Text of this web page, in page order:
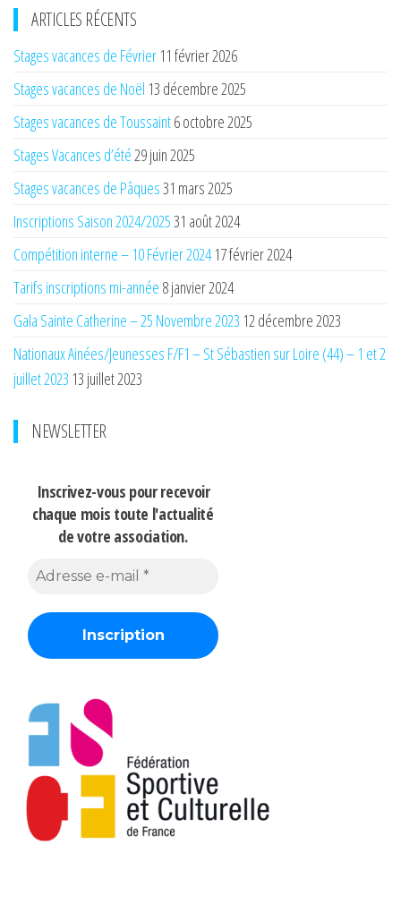
ARTICLES RÉCENTS
Stages vacances de Février 11 février 2026
Stages vacances de Noël 13 décembre 2025
Stages vacances de Toussaint6 octobre 2025
Stages Vacances d’été29 juin 2025
Stages vacances de Pâques31 mars 2025
Inscriptions Saison 2024/202531 août 2024
Compétition interne – 10 Février 2024 17 février 2024
Tarifs inscriptions mi-année 8 janvier 2024
Gala Sainte Catherine – 25 Novembre 2023 12 décembre 2023
Nationaux Ainées/Jeunesses F/F1 – St Sébastien sur Loire (44) – 1 et 2
juillet 2023 13 juillet 2023
NEWSLETTER
Inscrivez-vous pour recevoir
chaque mois toute l'actualité
de votre association.